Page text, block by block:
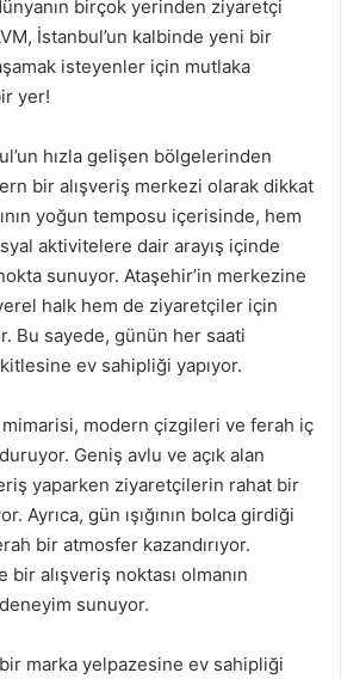
birçok yerinden ziyaretçi
İstanbul’un kalbinde yeni bir
isteyenler için mutlaka
yer!
hızla gelişen bölgelerinden
bir alışveriş merkezi olarak dikkat
yoğun temposu içerisinde, hem
aktivitelere dair arayış içinde
sunuyor. Ataşehir’in merkezine
halk hem de ziyaretçiler için
Bu sayede, günün her saati
ev sahipliği yapıyor.
modern çizgileri ve ferah iç
Geniş avlu ve açık alan
yaparken ziyaretçilerin rahat bir
Ayrıca, gün ışığının bolca girdiği
bir atmosfer kazandırıyor.
bir alışveriş noktası olmanın
sunuyor.
marka yelpazesine ev sahipliği